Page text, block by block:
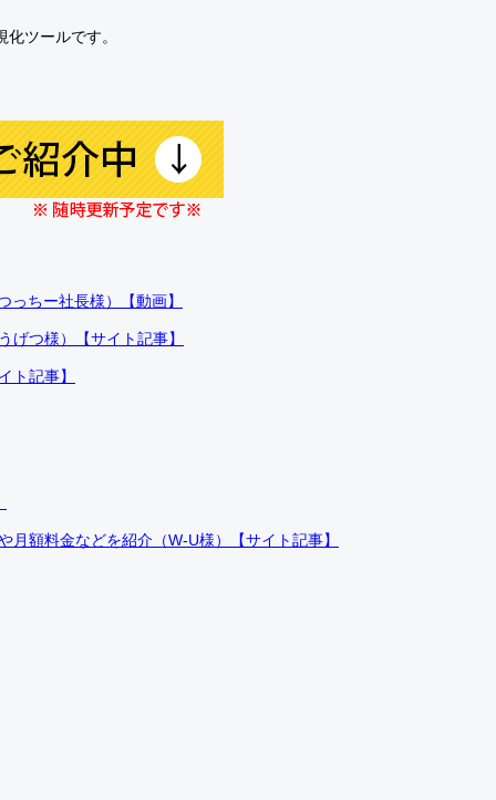
ツールです。
ちー社長様）【動画】
げつ様）【サイト記事】
ト記事】
額料金などを紹介（W-U様）【サイト記事】